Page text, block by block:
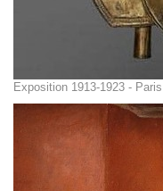
Exposition 1913-1923 -